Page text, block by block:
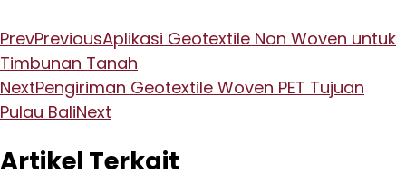
PrevPreviousAplikasi Geotextile Non Woven untuk
Timbunan Tanah
NextPengiriman Geotextile Woven PET Tujuan
Pulau BaliNext
Artikel Terkait